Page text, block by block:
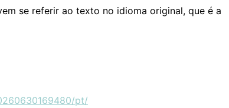
se referir ao texto no idioma original, que é a
pt/